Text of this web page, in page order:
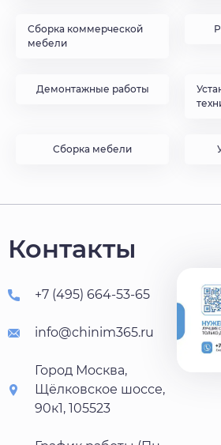
Сборка коммерческой
мебели
Демонтажные работы
Сборка мебели
Контакты
+7 (495) 664-53-65
info@chinim365.ru
Город Москва,
Щёлковское шоссе,
90к1, 105523